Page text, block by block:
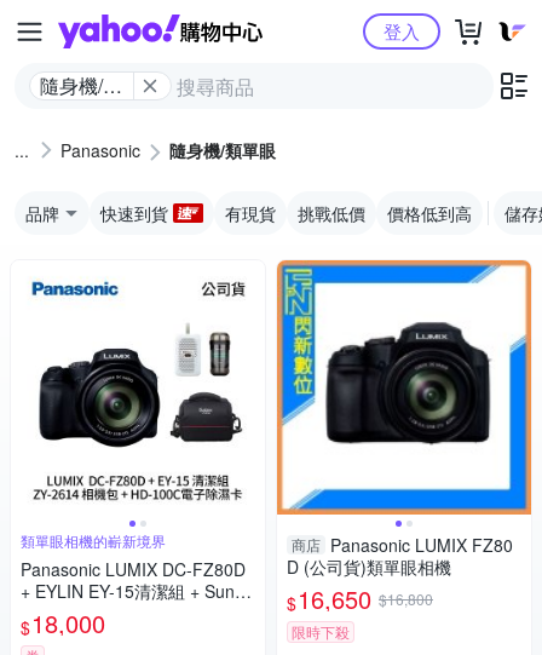
Yahoo購物中心
隨身機/類
登入
Panasonic 隨身機/類單眼
品牌 快速到貨 有現貨 挑戰低價 價格低到高 儲
類單眼相機的嶄新境界
Panasonic LUMIX DC-FZ80D
+ EYLIN EY-15清潔組 + SunLi
ght ZY-2614相機包 + EirMai 銳
瑪 HD-100C電子除濕卡 FZ80
$18,000
商店 Panasonic LUMIX FZ80
D (公司貨)類單眼相機
$16,650 $16,800
限時下殺